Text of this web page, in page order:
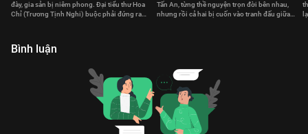
đày, gia sản bị niêm phong. Đại tiểu thư Hoa
Chỉ (Trương Tịnh Nghi) buộc phải đứng ra
Tấn An, từng thề nguyện trọn đời bên nhau,
nhưng rồi cả hai bị cuốn vào tranh đấu giữa
Bình luận